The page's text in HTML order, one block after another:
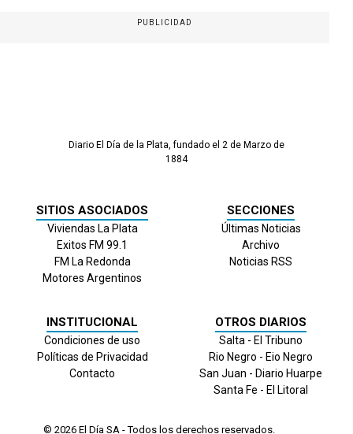
PUBLICIDAD
Diario El Día de la Plata, fundado el 2 de Marzo de
1884
SITIOS ASOCIADOS
Viviendas La Plata
Exitos FM 99.1
FM La Redonda
Motores Argentinos
SECCIONES
Últimas Noticias
Archivo
Noticias RSS
INSTITUCIONAL
Condiciones de uso
Políticas de Privacidad
Contacto
OTROS DIARIOS
Salta - El Tribuno
Rio Negro - Eio Negro
San Juan - Diario Huarpe
Santa Fe - El Litoral
© 2026 El Día SA - Todos los derechos reservados.